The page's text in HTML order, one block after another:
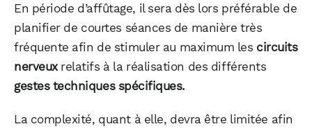
En période d’affûtage, il sera dès lors préférable de
planifier de courtes séances de manière très
fréquente afin de stimuler au maximum les circuits
nerveuxrelatifs à la réalisation des différents
gestes techniques spécifiques.
La complexité, quant à elle, devra être limitée afin